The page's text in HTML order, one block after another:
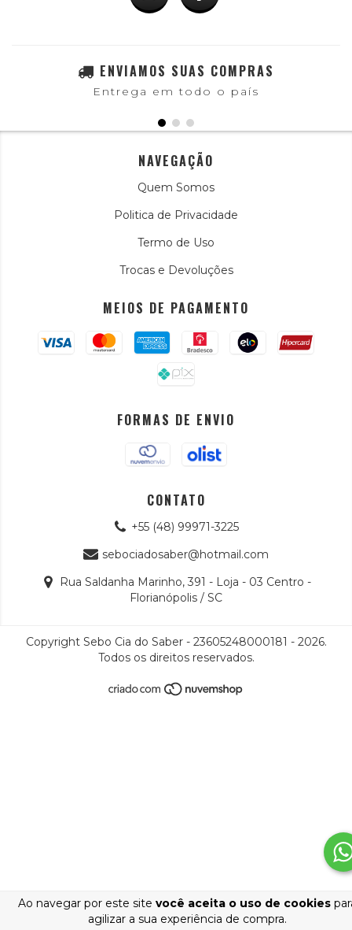
Ao navegar por este site você aceita o uso de cookies
agilizar a sua experiência de compra.
ENVIAMOS SUAS COMPRAS
Entrega em todo o país
NAVEGAÇÃO
Quem Somos
Politica de Privacidade
Termo de Uso
Trocas e Devoluções
MEIOS DE PAGAMENTO
FORMAS DE ENVIO
CONTATO
+55 (48) 99971-3225
sebociadosaber@hotmail.com
Rua Saldanha Marinho, 391 - Loja - 03 Centro -
Florianópolis / SC
Copyright Sebo Cia do Saber - 23605248000181 - 2026.
Todos os direitos reservados.